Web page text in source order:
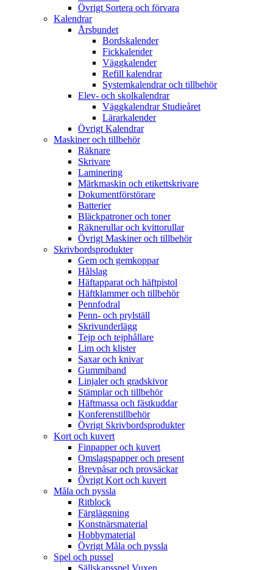
Övrigt Sortera och förvara
Kalendrar
Årsbundet
Bordskalender
Fickkalender
Väggkalender
Refill kalendrar
Systemkalendrar och tillbehör
Elev- och skolkalendrar
Väggkalendrar Studieåret
Lärarkalender
Övrigt Kalendrar
Maskiner och tillbehör
Räknare
Skrivare
Laminering
Märkmaskin och etikettskrivare
Dokumentförstörare
Batterier
Bläckpatroner och toner
Räknerullar och kvittorullar
Övrigt Maskiner och tillbehör
Skrivbordsprodukter
Gem och gemkoppar
Hålslag
Häftapparat och häftpistol
Häftklammer och tillbehör
Pennfodral
Penn- och prylställ
Skrivunderlägg
Tejp och tejphållare
Lim och klister
Saxar och knivar
Gummiband
Linjaler och gradskivor
Stämplar och tillbehör
Häftmassa och fästkuddar
Konferenstillbehör
Övrigt Skrivbordsprodukter
Kort och kuvert
Finpapper och kuvert
Omslagspapper och present
Brevpåsar och provsäckar
Övrigt Kort och kuvert
Måla och pyssla
Ritblock
Färgläggning
Konstnärsmaterial
Hobbymaterial
Övrigt Måla och pyssla
Spel och pussel
Sällskapsspel Vuxen